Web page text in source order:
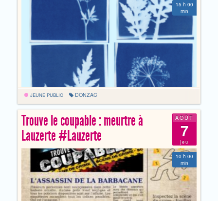
15 h 00
min
JEUNE PUBLIC DONZAC
AOÛT
7
jeu
Trouve le coupable : meurtre à
Lauzerte #Lauzerte
10 h 00
min